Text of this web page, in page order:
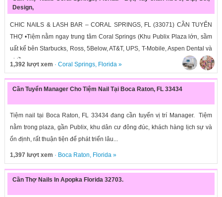
Design,
CHIC NAILS & LASH BAR – CORAL SPRINGS, FL (33071) CẦN TUYỂN
THỢ •Tiệm nằm ngay trung tâm Coral Springs (Khu Publix Plaza lớn, sầm
uất kế bên Starbucks, Ross, 5Below, AT&T, UPS, T-Mobile, Aspen Dental và
nhiều...
1,392 lượt xem · Coral Springs, Florida»
Cần Tuyển Manager Cho Tiệm Nail Tại Boca Raton, FL 33434
Tiệm nail tại Boca Raton, FL 33434 đang cần tuyển vị trí Manager. Tiệm
nằm trong plaza, gần Publix, khu dân cư đông đúc, khách hàng lịch sự và
ổn định, rất thuận tiện để phát triển lâu...
1,397 lượt xem · Boca Raton, Florida»
Cần Thợ Nails In Apopka Florida 32703.